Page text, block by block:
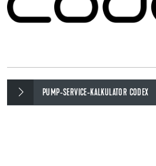
PUMP-SERVICE-KALKULATOR CODEX